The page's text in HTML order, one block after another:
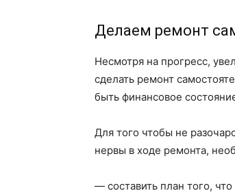
Делаем ремонт
Несмотря на прогресс,
сделать ремонт
быть финансовое
Для того чтобы не
нервы в ходе ремонта,
— составить план того,